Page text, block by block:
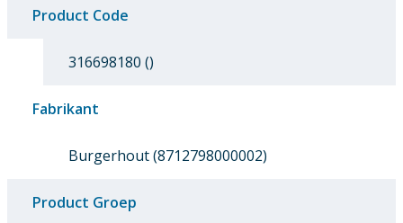
Product Code
316698180 ()
Fabrikant
Burgerhout (8712798000002)
Product Groep